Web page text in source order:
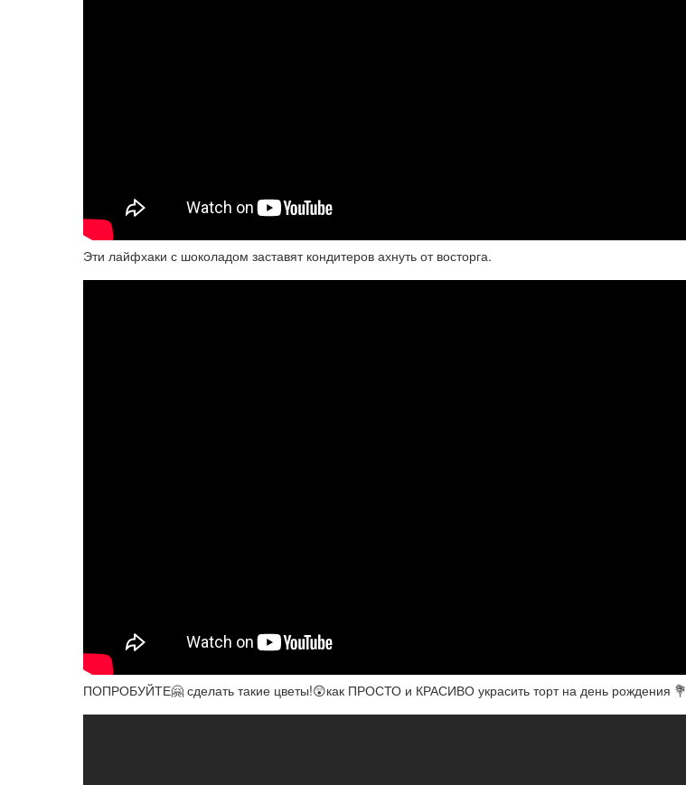
Эти лайфхаки с шоколадом заставят кондитеров ахнуть от восторга.
ПОПРОБУЙТЕ🤗 сделать такие цветы!😲как ПРОСТО и КРАСИВО украсить торт на день рождения 💐